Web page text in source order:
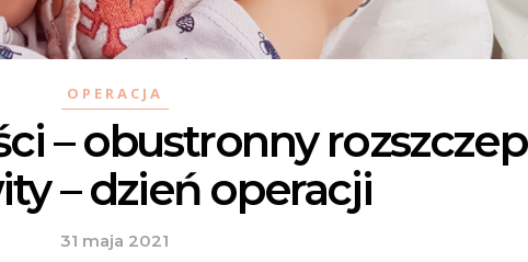
OPERACJA
– obustronny rozszczep
– dzień operacji
31 maja 2021